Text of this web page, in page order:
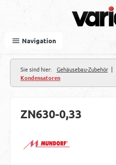
Navigation
Sie sind hier: Gehäusebau-Zubehör |
Kondensatoren
ZN630-0,33